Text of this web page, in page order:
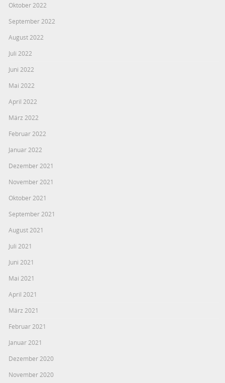
Oktober 2022
September 2022
August 2022
Juli 2022
Juni 2022
Mai 2022
April 2022
März 2022
Februar 2022
Januar 2022
Dezember 2021
November 2021
Oktober 2021
September 2021
August 2021
Juli 2021
Juni 2021
Mai 2021
April 2021
März 2021
Februar 2021
Januar 2021
Dezember 2020
November 2020